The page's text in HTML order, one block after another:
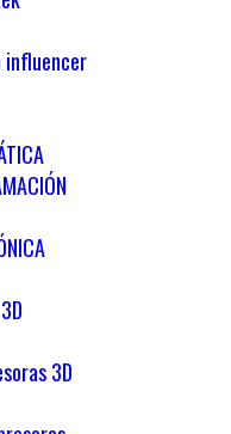
influencer
3D